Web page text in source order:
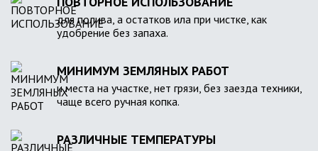
для полива, а остатков ила при чистке, как
удобрение без запаха.
МИНИМУМ ЗЕМЛЯНЫХ РАБОТ
и места на участке, нет грязи, без заезда техники,
чаще всего ручная копка.
РАЗЛИЧНЫЕ ТЕМПЕРАТУРЫ